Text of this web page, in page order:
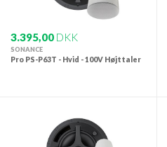
3.395,00 DKK
SONANCE
Pro PS-P63T - Hvid - 100V Højttaler